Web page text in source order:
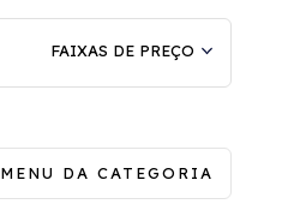
FAIXAS DE PREÇO
MENU DA CATEGORIA